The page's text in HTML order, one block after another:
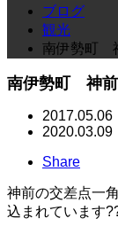
ブログ
観光
南伊勢町
南伊勢町 神
2017.05.06
2020.03.09
Share
神前の交差点一
込まれています